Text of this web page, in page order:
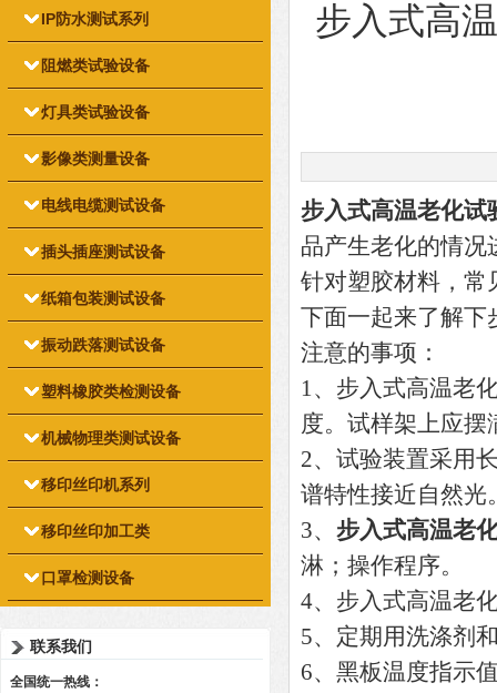
IP防水测试系列
阻燃类试验设备
灯具类试验设备
影像类测量设备
电线电缆测试设备
插头插座测试设备
纸箱包装测试设备
振动跌落测试设备
塑料橡胶类检测设备
机械物理类测试设备
移印丝印机系列
移印丝印加工类
口罩检测设备
联系我们
全国统一热线：
步入式高
步入式高温老化试
品产生老化的情况
针对塑胶材料，常
下面一起来了解下
注意的事项：
1、步入式高温老
度。试样架上应
2、试验装置采用
谱特性接近自然光
3、 步入式高温老
淋；操作程序。
4、步入式高温老
5、定期用洗涤剂
6、黑板温度指示